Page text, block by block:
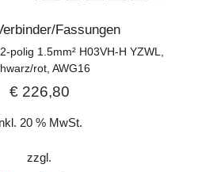
Fassungen
polig 1.5mm² H03VH-H YZWL,
rot, AWG16
€226,80
20 % MwSt.
zzgl.